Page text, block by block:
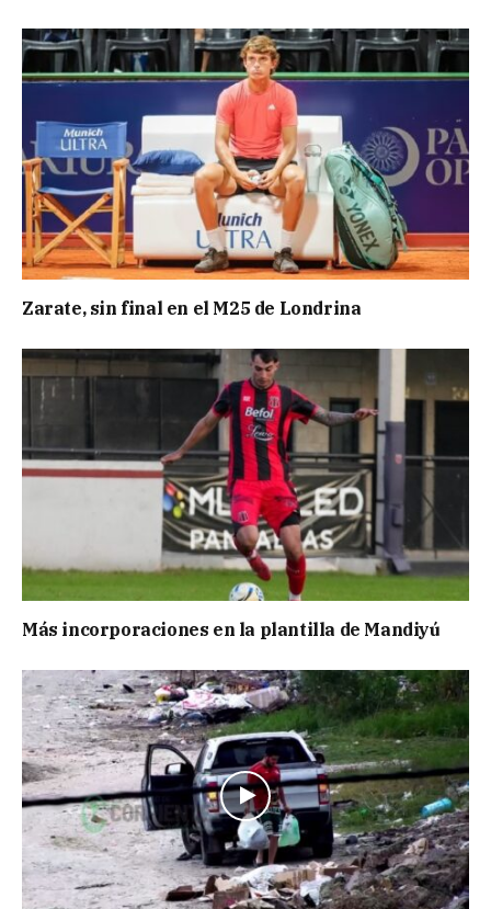
Zarate, sin final en el M25 de Londrina
Más incorporaciones en la plantilla de Mandiyú